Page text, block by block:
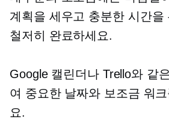
계획을 세우고 충분한 시간을
철저히 완료하세요.
Google 캘린더나 Trello와 같
여 중요한 날짜와 보조금 워
요.